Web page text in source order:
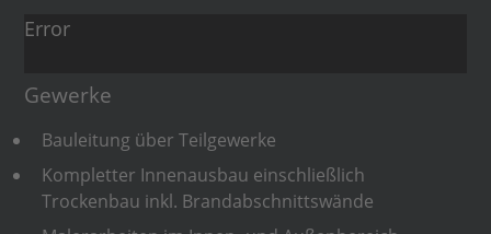
Error
Gewerke
Bauleitung über Teilgewerke
Kompletter Innenausbau einschließlich
Trockenbau inkl. Brandabschnittswände